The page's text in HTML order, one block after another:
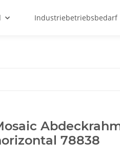
Industriebetriebsbedarf
78838